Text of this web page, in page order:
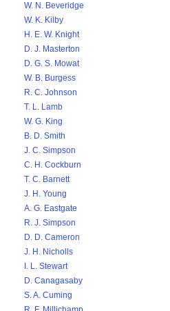
W. N. Beveridge
W. K. Kilby
H. E. W. Knight
D. J. Masterton
D. G. S. Mowat
W. B. Burgess
R. C. Johnson
T. L. Lamb
W. G. King
B. D. Smith
J. C. Simpson
C. H. Cockburn
T. C. Barnett
J. H. Young
A. G. Eastgate
R. J. Simpson
D. D. Cameron
J. H. Nicholls
I. L. Stewart
D. Canagasaby
S. A. Cuming